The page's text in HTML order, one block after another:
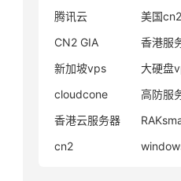
腾讯云
美国cn2
CN2 GIA
香港服
新加坡vps
大硬盘
cloudcone
高防服
香港云服务器
cn2